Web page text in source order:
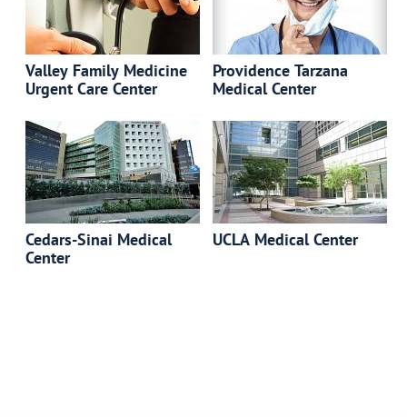
Valley Family Medicine
Urgent Care Center
Providence Tarzana
Medical Center
Cedars-Sinai Medical
Center
UCLA Medical Center